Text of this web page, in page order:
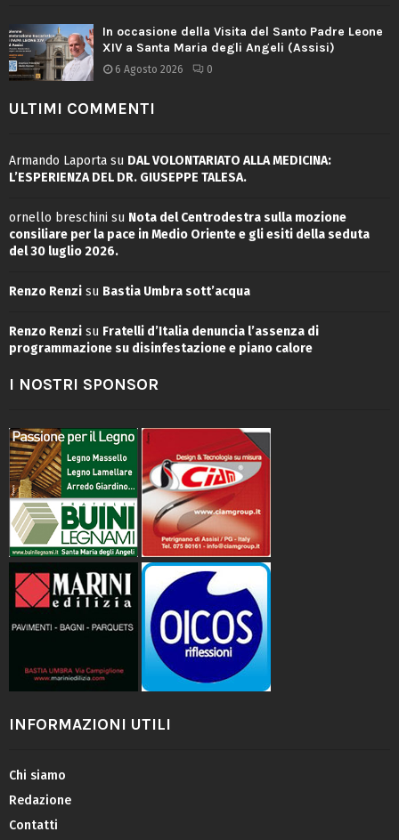
In occasione della Visita del Santo Padre Leone
XIV a Santa Maria degli Angeli (Assisi)
6 Agosto 2026 0
ULTIMI COMMENTI
Armando Laporta su DAL VOLONTARIATO ALLA MEDICINA:
L’ESPERIENZA DEL DR. GIUSEPPE TALESA.
ornello breschini su Nota del Centrodestra sulla mozione
consiliare per la pace in Medio Oriente e gli esiti della seduta
del 30 luglio 2026.
Renzo Renzi su Bastia Umbra sott’acqua
Renzo Renzi su Fratelli d’Italia denuncia l’assenza di
programmazione su disinfestazione e piano calore
I NOSTRI SPONSOR
INFORMAZIONI UTILI
Chi siamo
Redazione
Contatti